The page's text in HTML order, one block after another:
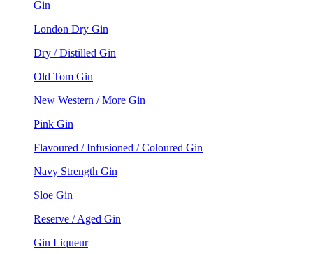
Gin
London Dry Gin
Dry / Distilled Gin
Old Tom Gin
New Western / More Gin
Pink Gin
Flavoured / Infusioned / Coloured Gin
Navy Strength Gin
Sloe Gin
Reserve / Aged Gin
Gin Liqueur